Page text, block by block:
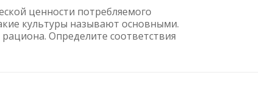
ценности потребляемого
культуры называют основными.
Определите соответствия